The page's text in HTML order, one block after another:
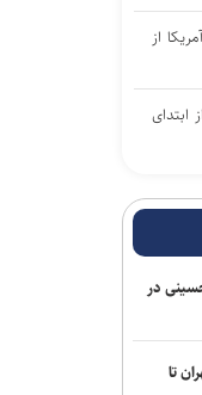
از
ابتدای
است/
کاهش
در
تا